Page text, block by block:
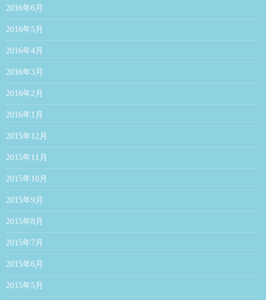
2016年6月
2016年5月
2016年4月
2016年3月
2016年2月
2016年1月
2015年12月
2015年11月
2015年10月
2015年9月
2015年8月
2015年7月
2015年6月
2015年5月